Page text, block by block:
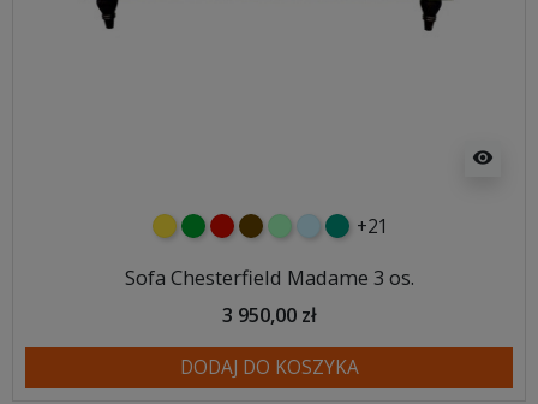
visibility
żółtyzielonyczerwony
czekoladowy
miętowybłękitny
turkusowy
+21
Sofa Chesterfield Madame 3 os.
3 950,00 zł
DODAJ DO KOSZYKA